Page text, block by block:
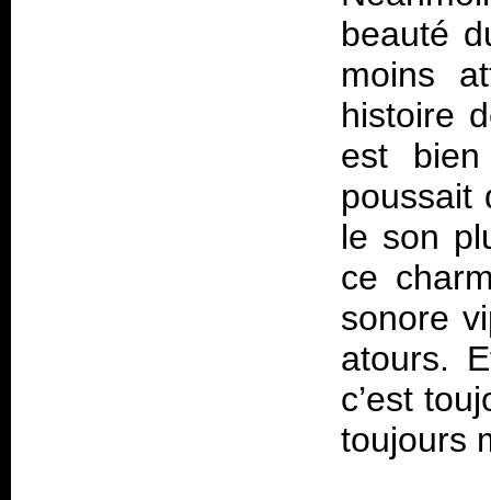
beauté
moins
histoire
est
poussait
le son
ce
sonore
atours.
c’est
toujours